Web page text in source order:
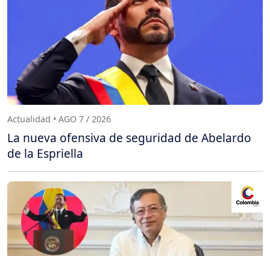
Actualidad • AGO 7 / 2026
La nueva ofensiva de seguridad de Abelardo
de la Espriella